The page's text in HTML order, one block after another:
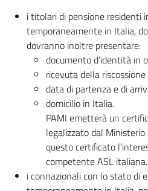
i titolari di pensione residenti
temporaneamente in Italia,
dovranno inoltre presentare:
documento d’identità in
ricevuta della
data di partenza e di
domicilio in Italia.
PAMI emetterà un
legalizzato dal
questo certificato
competente ASL italiana.
i connazionali con lo stato di